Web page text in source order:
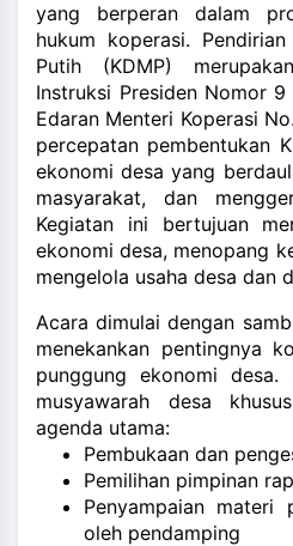
yang berperan dalam
hukum koperasi.
Putih (KDMP)
Instruksi Presiden Nomor
Edaran Menteri Koperasi
percepatan pembentukan
ekonomi desa yang
masyarakat, dan
Kegiatan ini bertujuan
ekonomi desa, menopang
mengelola usaha desa dan
Acara dimulai dengan
menekankan pentingnya
punggung ekonomi desa.
musyawarah desa
agenda utama:
Pembukaan dan
Pemilihan pimpinan
Penyampaian materi
oleh pendamping